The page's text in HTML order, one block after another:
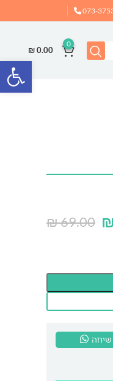
073-
0
₪0.00
₪69.00 ₪
שיחה